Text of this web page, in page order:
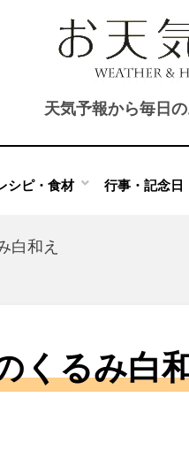
天気予報から毎日
シピ・食材 行事・記念日
白和え
くるみ白